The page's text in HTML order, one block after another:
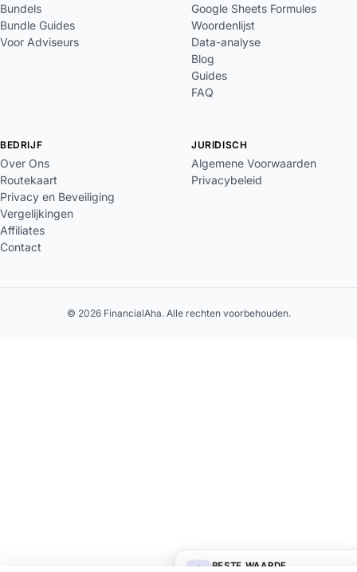
BESTE WAARDE
Bundels
Bundle Guides
Voor Adviseurs
Google Sheets Formules
Woordenlijst
Data-analyse
Blog
Guides
FAQ
BEDRIJF
Over Ons
Routekaart
Privacy en Beveiliging
Vergelijkingen
Affiliates
Contact
JURIDISCH
Algemene Voorwaarden
Privacybeleid
© 2026 FinancialAha. Alle rechten voorbehouden.